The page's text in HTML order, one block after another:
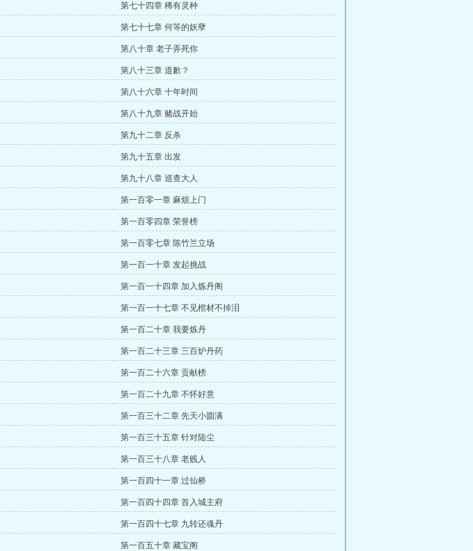
第七十四章 稀有灵种
第七十七章 何等的妖孽
第八十章 老子弄死你
第八十三章 道歉？
第八十六章 十年时间
第八十九章 赌战开始
第九十二章 反杀
第九十五章 出发
第九十八章 巡查大人
第一百零一章 麻烦上门
第一百零四章 荣誉榜
第一百零七章 陈竹兰立场
第一百一十章 发起挑战
第一百一十四章 加入炼丹阁
第一百一十七章 不见棺材不掉泪
第一百二十章 我要炼丹
第一百二十三章 三百炉丹药
第一百二十六章 贡献榜
第一百二十九章 不怀好意
第一百三十二章 先天小圆满
第一百三十五章 针对陆尘
第一百三十八章 老贱人
第一百四十一章 过仙桥
第一百四十四章 首入城主府
第一百四十七章 九转还魂丹
第一百五十章 藏宝阁